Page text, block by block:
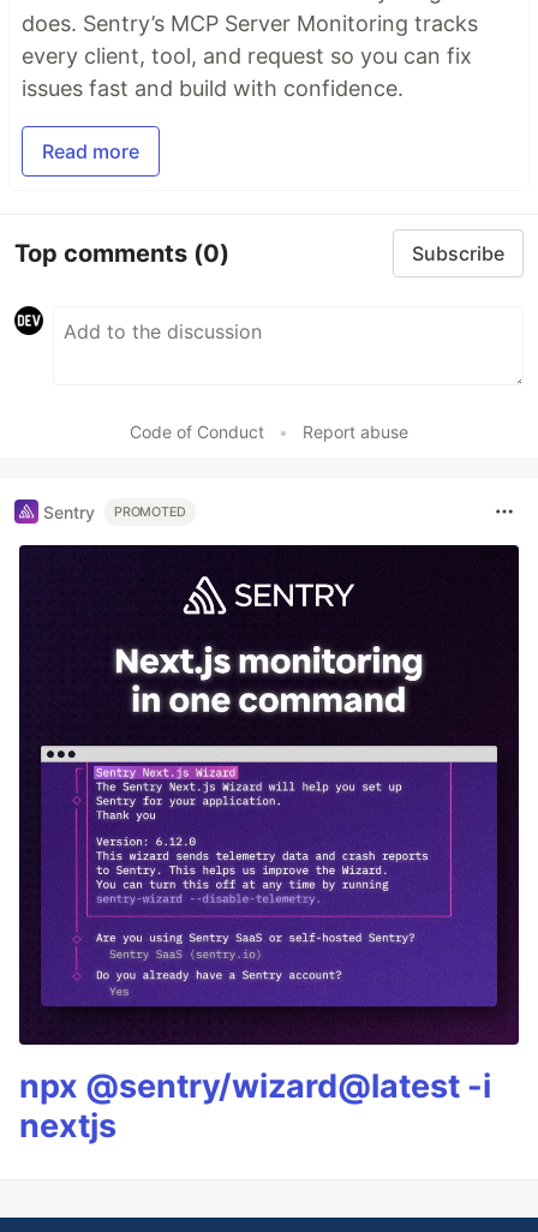
does. Sentry’s MCP Server Monitoring tracks
every client, tool, and request so you can fix
issues fast and build with confidence.
Read more
Top comments (0) Subscribe
Code of Conduct • Report abuse
Sentry PROMOTED
npx @sentry/wizard@latest -i
nextjs